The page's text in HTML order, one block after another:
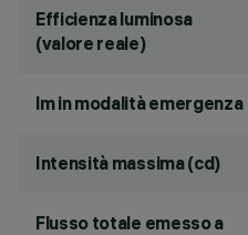
Efficienza luminosa
(valore reale)
lm in modalità emergenza
Intensità massima (cd)
Flusso totale emesso a